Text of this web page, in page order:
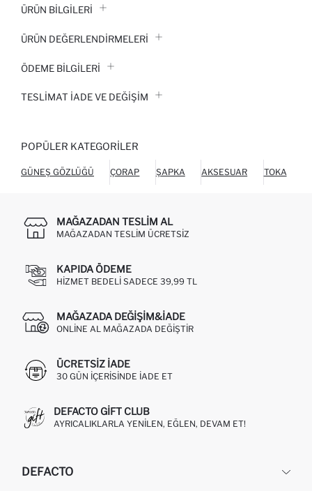
ÜRÜN BILGILERI
ÜRÜN DEĞERLENDİRMELERİ
ÖDEME BİLGİLERİ
TESLIMAT İADE VE DEĞIŞIM
POPÜLER KATEGORILER
GÜNEŞ GÖZLÜĞÜ ÇORAP ŞAPKA AKSESUAR TOKA
MAĞAZADAN TESLIM AL
MAĞAZADAN TESLIM ÜCRETSIZ
KAPIDA ÖDEME
HIZMET BEDELI SADECE 39,99 TL
MAĞAZADA DEĞIŞIM&İADE
ONLINE AL MAĞAZADA DEĞIŞTIR
ÜCRETSIZ IADE
30 GÜN IÇERISINDE IADE ET
DEFACTO GIFT CLUB
AYRICALIKLARLA YENILEN, EĞLEN, DEVAM ET!
DEFACTO